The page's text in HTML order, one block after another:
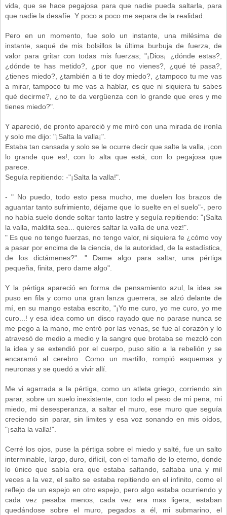
vida, que se hace pegajosa para que nadie pueda saltarla, para
que nadie la desafíe. Y poco a poco me separa de la realidad.
Pero en un momento, fue solo un instante, una milésima de
instante, saqué de mis bolsillos la última burbuja de fuerza, de
valor para gritar con todas mis fuerzas; "¡Dios¡ ¿dónde estas?,
¿dónde te has metido?, ¿por que no vienes?, ¿qué té pasa?,
¿tienes miedo?, ¿también a ti te doy miedo?, ¿tampoco tu me vas
a mirar, tampoco tu me vas a hablar, es que ni siquiera tu sabes
qué decirme?, ¿no te da vergüenza con lo grande que eres y me
tienes miedo?".
Y apareció, de pronto apareció y me miró con una mirada de ironía
y solo me dijo: "¡Salta la valla¡".
Estaba tan cansada y solo se le ocurre decir que salte la valla, ¡con
lo grande que es!, con lo alta que está, con lo pegajosa que
parece.
Seguía repitiendo: -"¡Salta la valla!".
- " No puedo, todo esto pesa mucho, me duelen los brazos de
aguantar tanto sufrimiento, déjame que lo suelte en el suelo"-, pero
no había suelo donde soltar tanto lastre y seguía repitiendo: "¡Salta
la valla, maldita sea... quieres saltar la valla de una vez!".
" Es que no tengo fuerzas, no tengo valor, ni siquiera fe ¿cómo voy
a pasar por encima de la ciencia, de la autoridad, de la estadística,
de los dictámenes?". " Dame algo para saltar, una pértiga
pequeña, finita, pero dame algo".
Y la pértiga apareció en forma de pensamiento azul, la idea se
puso en fila y como una gran lanza guerrera, se alzó delante de
mí, en su mango estaba escrito, "¡Yo me curo, yo me curo, yo me
curo...! y esa idea como un disco rayado que no parase nunca se
me pego a la mano, me entró por las venas, se fue al corazón y lo
atravesó de medio a medio y la sangre que brotaba se mezcló con
la idea y se extendió por el cuerpo, puso sitio a la rebelión y se
encaramó al cerebro. Como un martillo, rompió esquemas y
neuronas y se quedó a vivir allí.
Me vi agarrada a la pértiga, como un atleta griego, corriendo sin
parar, sobre un suelo inexistente, con todo el peso de mi pena, mi
miedo, mi desesperanza, a saltar el muro, ese muro que seguía
creciendo sin parar, sin limites y esa voz sonando en mis oídos,
"¡salta la valla!".
Cerré los ojos, puse la pértiga sobre el miedo y salté, fue un salto
interminable, largo, duro, difícil, con el tamaño de lo eterno, donde
lo único que sabía era que estaba saltando, saltaba una y mil
veces a la vez, el salto se estaba repitiendo en el infinito, como el
reflejo de un espejo en otro espejo, pero algo estaba ocurriendo y
cada vez pesaba menos, cada vez era mas ligera, estaban
quedándose sobre el muro, pegados a él, mi submarino, el